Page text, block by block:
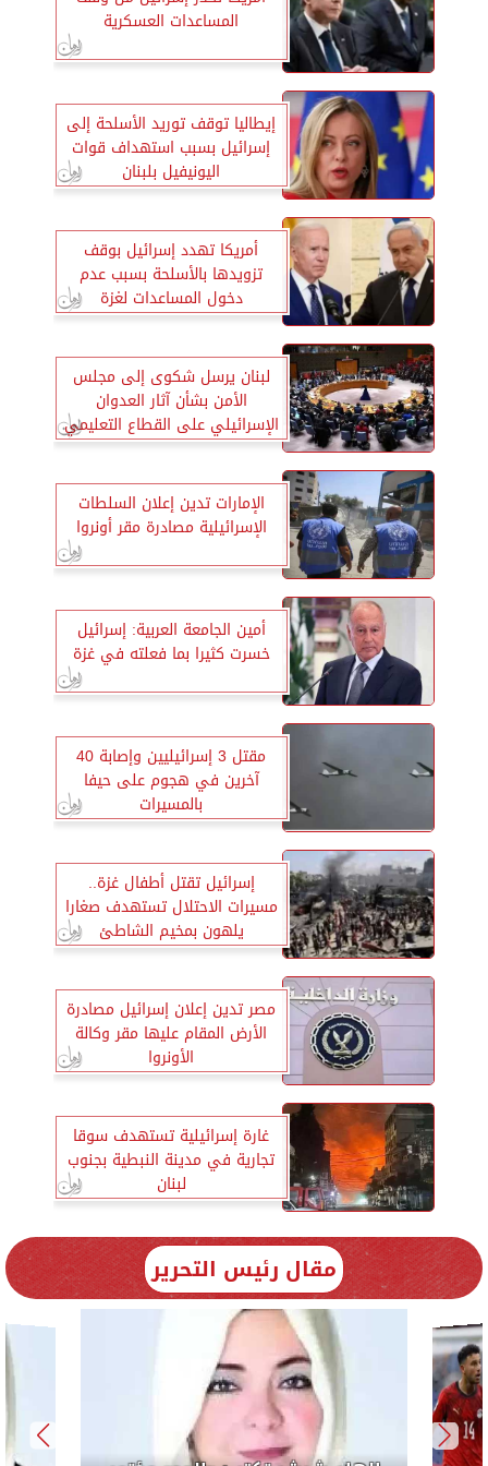
المساعدات العسكرية
إيطاليا توقف توريد الأسلحة إلى
إسرائيل بسبب استهداف قوات
اليونيفيل بلبنان
أمريكا تهدد إسرائيل بوقف
تزويدها بالأسلحة بسبب عدم
دخول المساعدات لغزة
لبنان يرسل شكوى إلى مجلس
الأمن بشأن آثار العدوان
الإسرائيلي على القطاع التعليمي
الإمارات تدين إعلان السلطات
الإسرائيلية مصادرة مقر أونروا
أمين الجامعة العربية: إسرائيل
خسرت كثيرا بما فعلته في غزة
مقتل 3 إسرائيليين وإصابة 40
آخرين في هجوم على حيفا
بالمسيرات
إسرائيل تقتل أطفال غزة..
مسيرات الاحتلال تستهدف صغارا
يلهون بمخيم الشاطئ
مصر تدين إعلان إسرائيل مصادرة
الأرض المقام عليها مقر وكالة
الأونروا
غارة إسرائيلية تستهدف سوقا
تجارية في مدينة النبطية بجنوب
لبنان
مقال رئيس التحرير